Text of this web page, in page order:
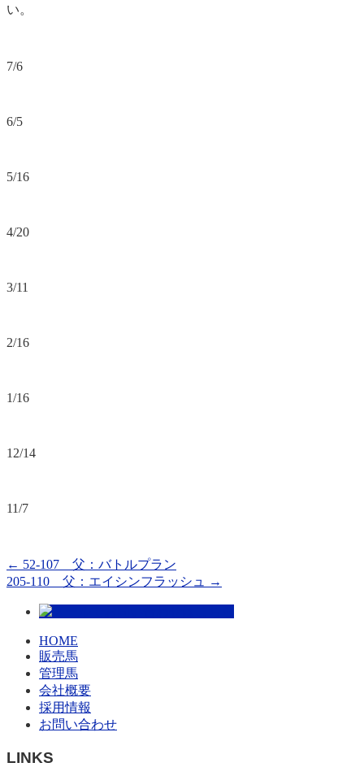
い。
7/6
6/5
5/16
4/20
3/11
2/16
1/16
12/14
11/7
← 52-107 父：バトルプラン
205-110 父：エイシンフラッシュ
→
HOME
販売馬
管理馬
会社概要
採用情報
お問い合わせ
LINKS